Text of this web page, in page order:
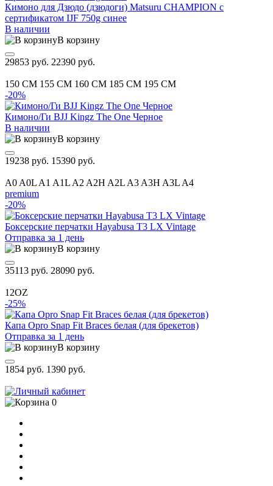
Кимоно для Дзюдо (дзюдоги) Matsuru CHAMPION с
сертификатом IJF 750g синее
В наличии
В корзину
29853 руб. 22390 руб.
150 CM 155 CM 160 CM 185 CM 195 CM
-20%
Кимоно/Ги BJJ Kingz The One Черное
В наличии
В корзину
19238 руб. 15390 руб.
A0 A0L A1 A1L A2 A2H A2L A3 A3H A3L A4
premium
-20%
Боксерские перчатки Hayabusa T3 LX Vintage
Отправка за 1 день
В корзину
35113 руб. 28090 руб.
12OZ
-25%
Капа Opro Snap Fit Braces белая (для брекетов)
Отправка за 1 день
В корзину
1854 руб. 1390 руб.
0